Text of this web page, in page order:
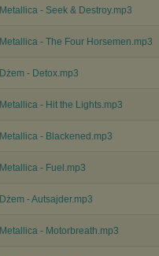
Metallica - Seek & Destroy.mp3
Metallica - The Four Horsemen.mp3
Dżem - Detox.mp3
Metallica - Hit the Lights.mp3
Metallica - Blackened.mp3
Metallica - Fuel.mp3
Dżem - Autsajder.mp3
Metallica - Motorbreath.mp3